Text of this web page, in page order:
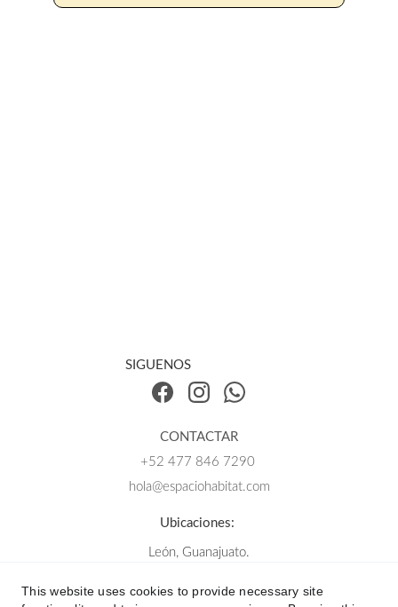
CONTACTAR
+52 47 7 846 7290
hola@espaciohabitat.com
SIGUENOS
Ubicaciones:
León, Guanajuato.
This website uses cookies to provide necessary site